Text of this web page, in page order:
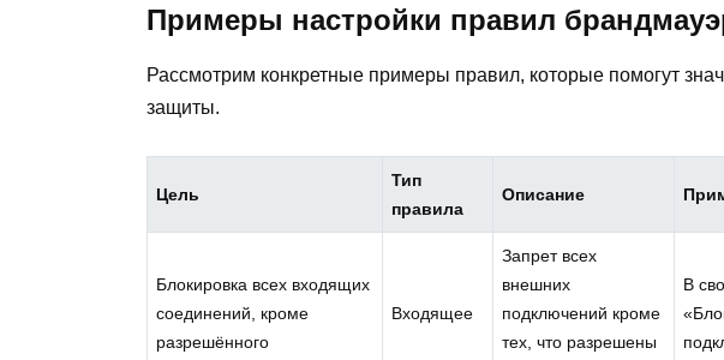
Примеры настройки правил
Рассмотрим конкретные примеры правил, которые помогут
защиты.
Цель
Тип
правила
Описание
Блокировка всех входящих
соединений, кроме
разрешённого
Входящее
Запрет всех
внешних
подключений кроме
тех, что разрешены
В